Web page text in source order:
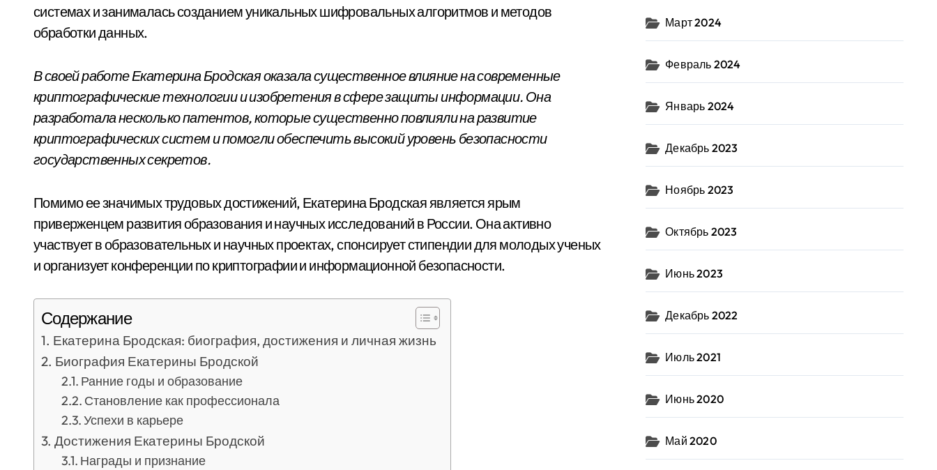
системах и занималась созданием уникальных шифровальных алгоритмов и методов
обработки данных.
В своей работе Екатерина Бродская оказала существенное влияние на современные
криптографические технологии и изобретения в сфере защиты информации. Она
разработала несколько патентов, которые существенно повлияли на развитие
криптографических систем и помогли обеспечить высокий уровень безопасности
государственных секретов.
Помимо ее значимых трудовых достижений, Екатерина Бродская является ярым
приверженцем развития образования и научных исследований в России. Она активно
участвует в образовательных и научных проектах, спонсирует стипендии для молодых ученых
и организует конференции по криптографии и информационной безопасности.
Содержание
Екатерина Бродская: биография, достижения и личная жизнь
Биография Екатерины Бродской
Ранние годы и образование
Становление как профессионала
Успехи в карьере
Достижения Екатерины Бродской
Награды и признание
Март 2024
Февраль 2024
Январь 2024
Декабрь 2023
Ноябрь 2023
Октябрь 2023
Июнь 2023
Декабрь 2022
Июль 2021
Июнь 2020
Май 2020